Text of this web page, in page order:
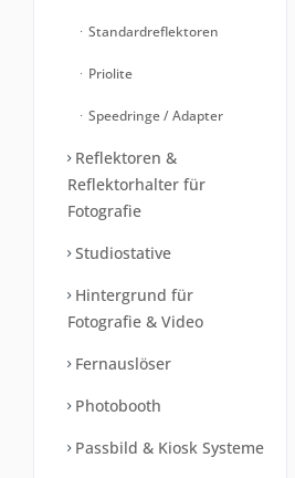
Standardreflektoren
Priolite
Speedringe / Adapter
Reflektoren &
Reflektorhalter für
Fotografie
Studiostative
Hintergrund für
Fotografie & Video
Fernauslöser
Photobooth
Passbild & Kiosk Systeme